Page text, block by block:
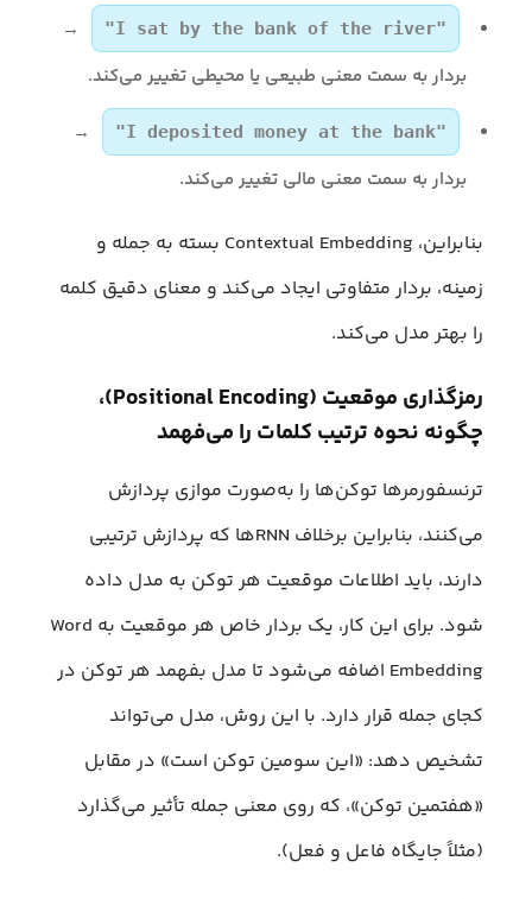
"I sat by the bank of the river"
→
بردار به سمت معنی طبیعی یا محیطی تغییر می‌کند.
"I deposited money at the bank"
→
بردار به سمت معنی مالی تغییر می‌کند.
بنابراین، Contextual Embedding بسته به جمله و
زمینه، بردار متفاوتی ایجاد می‌کند و معنای دقیق کلمه
را بهتر مدل می‌کند.
رمزگذاری موقعیت (Positional Encoding)
،
چگونه نحوه ترتیب کلمات را می‌فهمد
ترنسفورمرها توکن‌ها را به‌صورت موازی پردازش
می‌کنند، بنابراین برخلاف RNNها که پردازش ترتیبی
دارند، باید اطلاعات موقعیت هر توکن به مدل داده
شود. برای این کار، یک بردار خاص هر موقعیت به Word
Embedding اضافه می‌شود تا مدل بفهمد هر توکن در
کجای جمله قرار دارد. با این روش، مدل می‌تواند
تشخیص دهد: «این سومین توکن است» در مقابل
«هفتمین توکن»، که روی معنی جمله تأثیر می‌گذارد
(مثلاً جایگاه فاعل و فعل).